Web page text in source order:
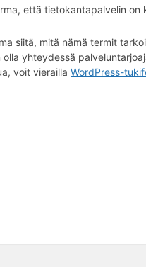
että tietokantapalvelin on
siitä, mitä nämä termit
olla yhteydessä
voit vierailla WordPress-